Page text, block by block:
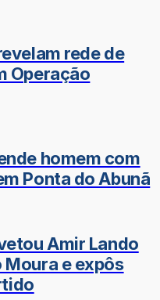
rede de
Operação
homem com
Ponta do Abunã
Amir Lando
e expôs